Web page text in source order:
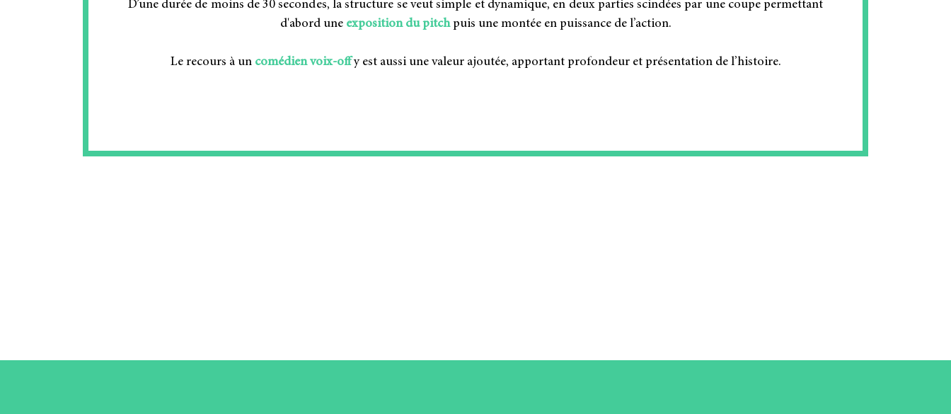
D’une durée de moins de 30 secondes, la structure se veut simple et dynamique, en deux parties scindées par une coupe permettant
d'abord une exposition du pitchpuis une montée en puissance de l’action.
Le recours à un comédien voix-offy est aussi une valeur ajoutée, apportant profondeur et présentation de l’histoire.